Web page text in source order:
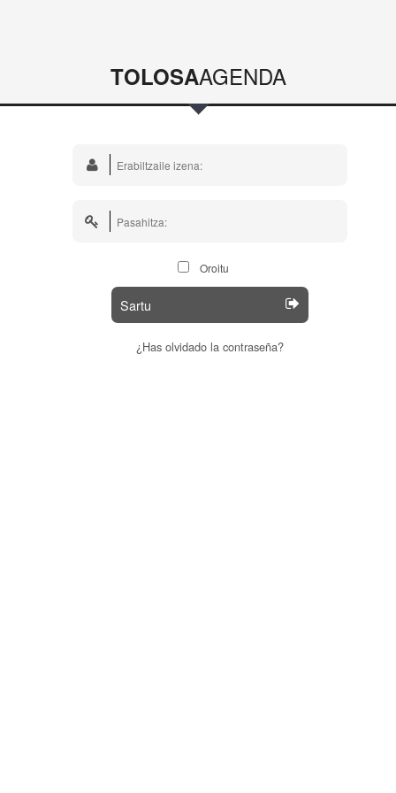
TOLOSAAGENDA
Oroitu
Sartu
¿Has olvidado la contraseña?